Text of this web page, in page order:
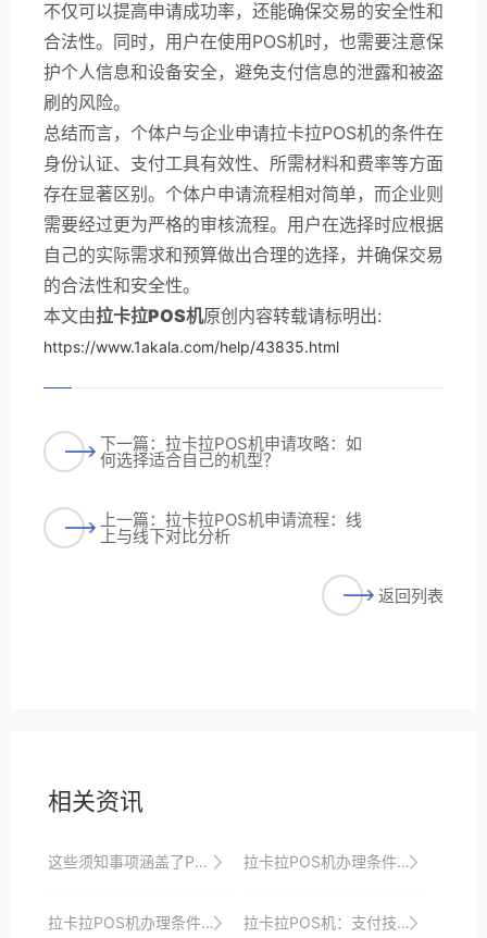
不仅可以提高申请成功率，还能确保交易的安全性和
合法性。同时，用户在使用POS机时，也需要注意保
护个人信息和设备安全，避免支付信息的泄露和被盗
刷的风险。
总结而言，个体户与企业申请拉卡拉POS机的条件在
身份认证、支付工具有效性、所需材料和费率等方面
存在显著区别。个体户申请流程相对简单，而企业则
需要经过更为严格的审核流程。用户在选择时应根据
自己的实际需求和预算做出合理的选择，并确保交易
的合法性和安全性。
本文由拉卡拉POS机原创内容转载请标明出:
https://www.1akala.com/help/43835.html
下一篇：拉卡拉POS机申请攻略：如
何选择适合自己的机型？
上一篇：拉卡拉POS机申请流程：线
上与线下对比分析
返回列表
相关资讯
这些须知事项涵盖了POS机的日常使用、安全管理、性能优化、故障排查等多个方面，旨在帮助用户全面了解和高效使用拉卡拉POS机。 拉卡拉POS机办理条件解析：助力商家轻松接入支付
拉卡拉POS机办理条件与所需材料一览 拉卡拉POS机：支付技术的新飞跃